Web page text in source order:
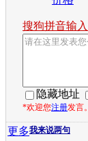
搜狗拼音输
隐藏地址
*欢迎您注册发言
我来说两句
更多